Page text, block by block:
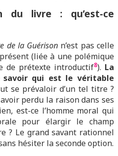
du livre : qu’est-ce
de la Guérison n’est pas celle
(liée à une polémique
de prétexte introductif8). La
qui est le véritable
se prévaloir d’un tel titre ?
perdu la raison dans ses
est-ce l’homme moral qui
pour élargir le champ
? Le grand savant rationnel
hésiter la seconde option.